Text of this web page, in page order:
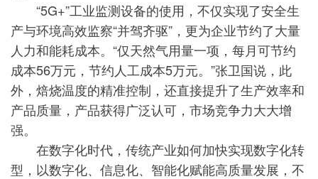
“5G+”工业监测设备的使用，不仅实现了安全生
产与环境高效监察“并驾齐驱”，更为企业节约了大量
人力和能耗成本。“仅天然气用量一项，每月可节约
成本56万元，节约人工成本5万元。”张卫国说，此
外，焙烧温度的精准控制，还直接提升了生产效率和
产品质量，产品获得广泛认可，市场竞争力大大增
强。
在数字化时代，传统产业如何加快实现数字化转
型，以数字化、信息化、智能化赋能高质量发展，不